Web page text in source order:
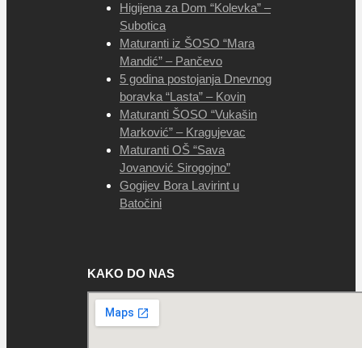
Higijena za Dom “Kolevka” –
Subotica
Maturanti iz ŠOSO “Mara
Mandić” – Pančevo
5 godina postojanja Dnevnog
boravka “Lasta” – Kovin
Maturanti ŠOSO “Vukašin
Marković” – Kragujevac
Maturanti OŠ “Sava
Jovanović Sirogojno”
Gogijev Bora Lavirint u
Batočini
KAKO DO NAS